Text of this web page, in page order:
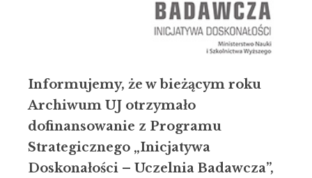
Informujemy, że w bieżącym roku
Archiwum UJ otrzymało
dofinansowanie z Programu
Strategicznego „Inicjatywa
Doskonałości – Uczelnia Badawcza”,